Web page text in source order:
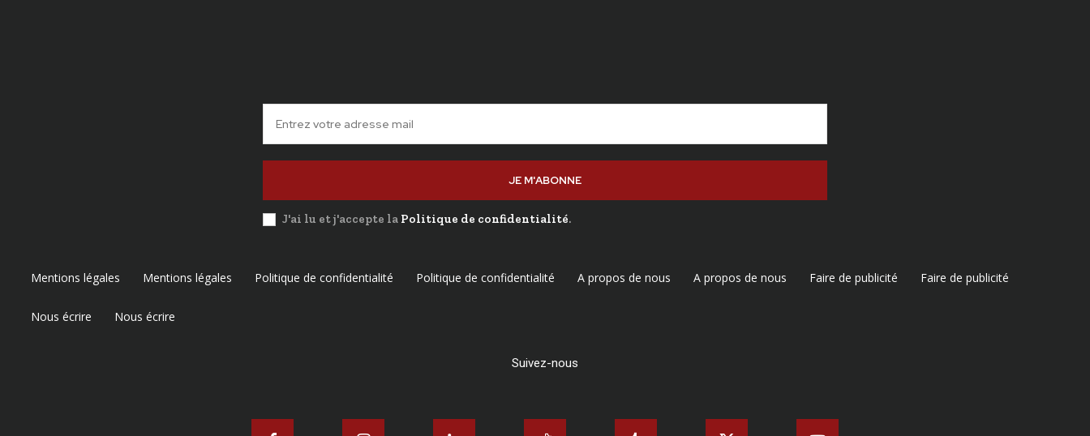
JE M'ABONNE
J'ai lu et j'accepte la Politique de confidentialité.
Mentions légales Mentions légales Politique de confidentialité Politique de confidentialité A propos de nous A propos de nous Faire de publicité Faire de publicité
Nous écrire Nous écrire
Suivez-nous